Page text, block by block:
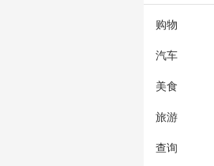
购物
汽车
美食
旅游
查询